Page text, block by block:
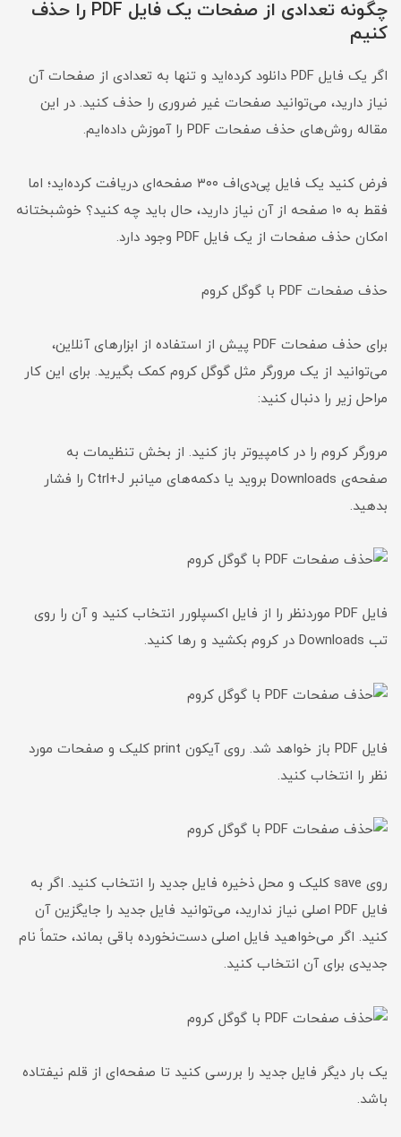
چگونه تعدادی از صفحات یک فایل PDF را حذف
کنیم
اگر یک فایل PDF دانلود کرده‌اید و تنها به تعدادی از صفحات آن
نیاز دارید، می‌توانید صفحات غیر ضروری را حذف کنید. در این
مقاله روش‌های حذف صفحات PDF را آموزش داده‌ایم.
فرض کنید یک فایل پی‌دی‌اف ۳۰۰ صفحه‌ای دریافت کرده‌اید؛ اما
فقط به ۱۰ صفحه از آن نیاز دارید، حال باید چه کنید؟ خوشبختانه
امکان حذف صفحات از یک فایل PDF وجود دارد.
حذف صفحات PDF با گوگل کروم
برای حذف صفحات PDF پیش از استفاده از ابزارهای آنلاین،
می‌توانید از یک مرورگر مثل گوگل کروم کمک بگیرید. برای این کار
مراحل زیر را دنبال کنید:
مرورگر کروم را در کامپیوتر باز کنید. از بخش تنظیمات به
صفحه‌ی Downloads بروید یا دکمه‌های میانبر Ctrl+J را فشار
بدهید.
فایل PDF موردنظر را از فایل اکسپلورر انتخاب کنید و آن را روی
تب Downloads در کروم بکشید و رها کنید.
فایل PDF باز خواهد شد. روی آیکون print کلیک و صفحات مورد
نظر را انتخاب کنید.
روی save کلیک و محل ذخیره فایل جدید را انتخاب کنید. اگر به
فایل PDF اصلی نیاز ندارید، می‌توانید فایل جدید را جایگزین آن
کنید. اگر می‌خواهید فایل اصلی دست‌نخورده باقی بماند، حتماً نام
جدیدی برای آن انتخاب کنید.
یک بار دیگر فایل جدید را بررسی کنید تا صفحه‌ای از قلم نیفتاده
باشد.